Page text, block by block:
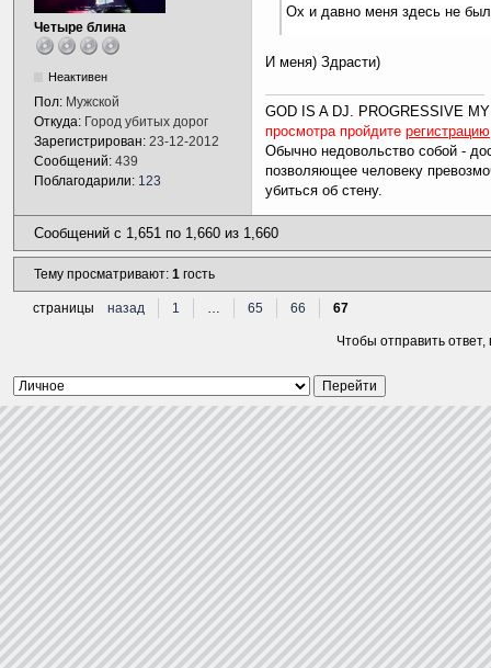
Четыре блина
Неактивен
Пол: Мужской
Откуда: Город убитых дорог
Зарегистрирован: 23-12-2012
Сообщений: 439
Поблагодарили: 123
Ох и давно меня здесь не
И меня) Здрасти)
GOD IS A DJ. PROGRESSIVE
просмотра пройдите регистрацию
Обычно недовольство собой -
позволяющее человеку
убиться об стену.
Сообщений с 1,651 по 1,660 из 1,660
Тему просматривают: 1 гость
страницы назад 1 … 65 66 67
Чтобы отправить